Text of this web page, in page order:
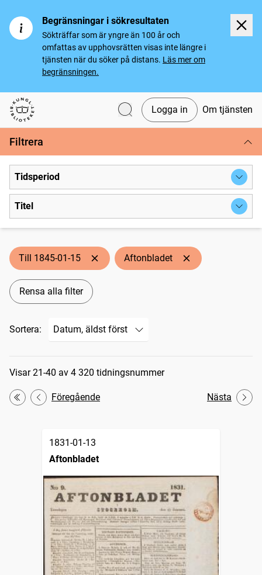
Begränsningar i sökresultaten
Sökträffar som är yngre än 100 år och
omfattas av upphovsrätten visas inte längre i
tjänsten när du söker på distans. Läs mer om
begränsningen.
Svenska tidningar
Logga in Om tjänsten
Filtrera
Tidsperiod
Titel
Till 1845-01-15 Aftonbladet
Rensa alla filter
Sortera:
Sökresultat
Visar 21-40 av 4 320 tidningsnummer
Första
Föregående Nästa
1831-01-13
Aftonbladet